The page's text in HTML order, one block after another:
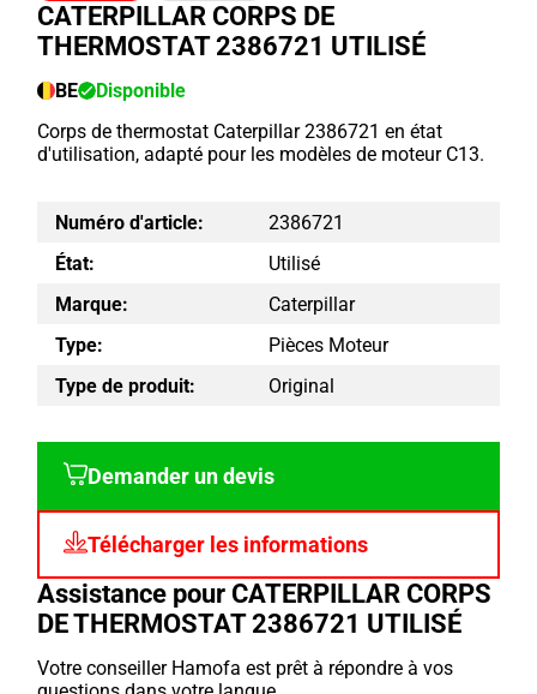
CATERPILLAR CORPS DE
THERMOSTAT 2386721 UTILISÉ
BE
Disponible
Corps de thermostat Caterpillar 2386721 en état
d'utilisation, adapté pour les modèles de moteur C13.
Numéro d'article:
2386721
État:
Utilisé
Marque:
Caterpillar
Type:
Pièces Moteur
Type de produit:
Original
Demander un devis
Télécharger les informations
Assistance pour CATERPILLAR CORPS
DE THERMOSTAT 2386721 UTILISÉ
Votre conseiller Hamofa est prêt à répondre à vos